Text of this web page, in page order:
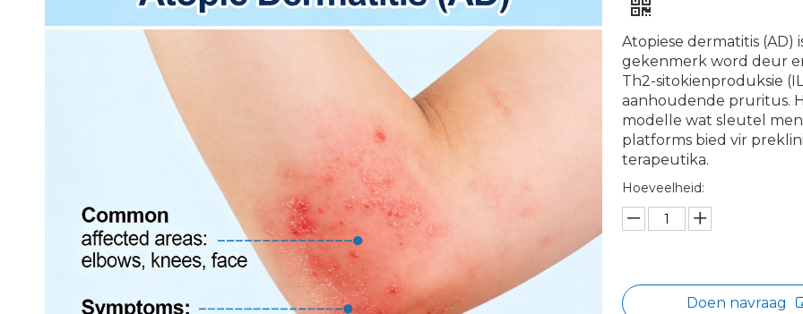
Atopiese dermatitis (AD)
gekenmerk word deur
Th2-sitokienproduksie
aanhoudende pruritus.
modelle wat sleutel
platforms bied vir
terapeutika.
Hoeveelheid:
Doen navraag